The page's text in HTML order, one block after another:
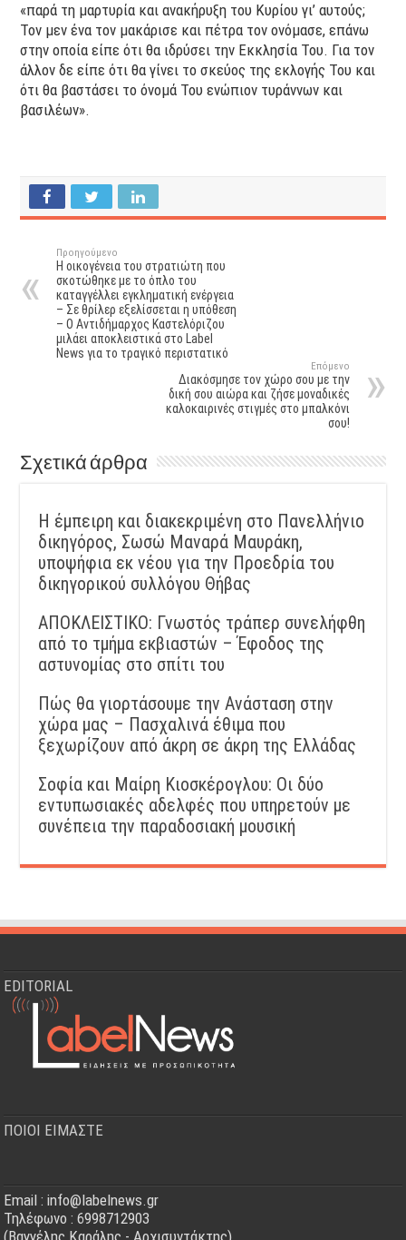
«παρά τη μαρτυρία και ανακήρυξη του Κυρίου γι’ αυτούς;
Τον μεν ένα τον μακάρισε και πέτρα τον ονόμασε, επάνω
στην οποία είπε ότι θα ιδρύσει την Εκκλησία Του. Για τον
άλλον δε είπε ότι θα γίνει το σκεύος της εκλογής Του και
ότι θα βαστάσει το όνομά Του ενώπιον τυράννων και
βασιλέων».
Προηγούμενο
Η οικογένεια του στρατιώτη που
σκοτώθηκε με το όπλο του
καταγγέλλει εγκληματική ενέργεια
– Σε θρίλερ εξελίσσεται η υπόθεση
– Ο Αντιδήμαρχος Καστελόριζου
μιλάει αποκλειστικά στο Label
News για το τραγικό περιστατικό
Επόμενο
Διακόσμησε τον χώρο σου με την
δική σου αιώρα και ζήσε μοναδικές
καλοκαιρινές στιγμές στο μπαλκόνι
σου!
Σχετικά άρθρα
Η έμπειρη και διακεκριμένη στο Πανελλήνιο
δικηγόρος, Σωσώ Μαναρά Μαυράκη,
υποψήφια εκ νέου για την Προεδρία του
δικηγορικού συλλόγου Θήβας
ΑΠΟΚΛΕΙΣΤΙΚΟ: Γνωστός τράπερ συνελήφθη
από το τμήμα εκβιαστών – Έφοδος της
αστυνομίας στο σπίτι του
Πώς θα γιορτάσουμε την Ανάσταση στην
χώρα μας – Πασχαλινά έθιμα που
ξεχωρίζουν από άκρη σε άκρη της Ελλάδας
Σοφία και Μαίρη Κιοσκέρογλου: Οι δύο
εντυπωσιακές αδελφές που υπηρετούν με
συνέπεια την παραδοσιακή μουσική
EDITORIAL
ΠΟΙΟΙ ΕΙΜΑΣΤΕ
Email : info@labelnews.gr
Τηλέφωνο : 6998712903